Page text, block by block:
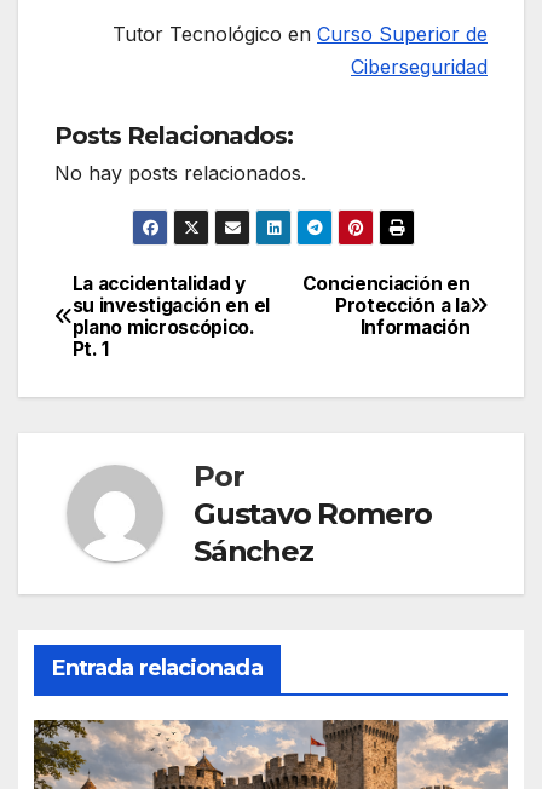
Tutor Tecnológico en Curso Superior de
Ciberseguridad
Posts Relacionados:
No hay posts relacionados.
Navegación
de
entradas
Concienciación en
Protección a la
Información
La accidentalidad y
su investigación en el
plano microscópico.
Pt. 1
Por
Gustavo Romero
Sánchez
Entrada relacionada